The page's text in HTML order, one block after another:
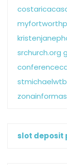
srchurch.org
slot deposit